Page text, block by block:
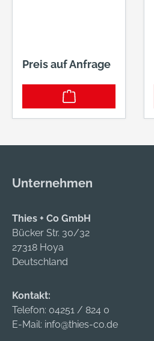
Preis auf Anfrage
Unternehmen
Thies + Co GmbH
Bücker Str. 30/32
27318 Hoya
Deutschland
Kontakt:
Telefon: 04251 / 824 0
E-Mail: info@thies-co.de